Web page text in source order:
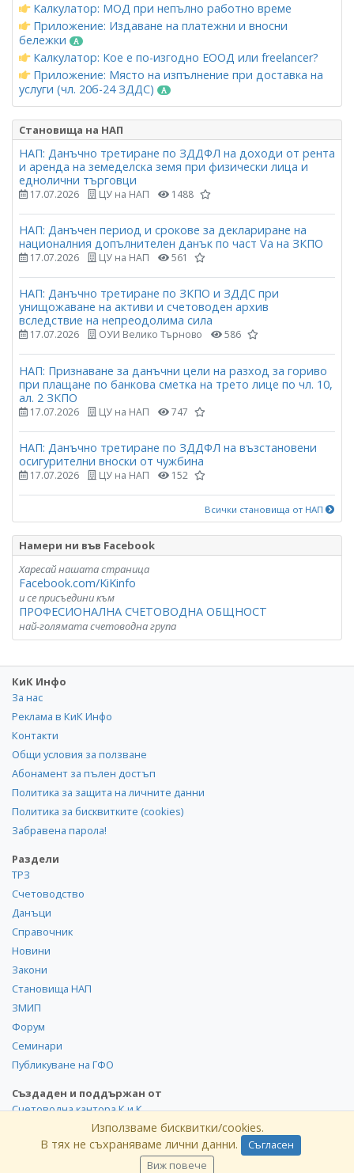
Калкулатор: МОД при непълно работно време
Приложение: Издаване на платежни и вносни
бележки
Калкулатор: Кое е по-изгодно ЕООД или freelancer?
Приложение: Място на изпълнение при доставка на
услуги (чл. 20б-24 ЗДДС)
Становища на НАП
НАП: Данъчно третиране по ЗДДФЛ на доходи от рента
и аренда на земеделска земя при физически лица и
еднолични търговци
17.07.2026 ЦУ на НАП 1488
НАП: Данъчен период и срокове за деклариране на
националния допълнителен данък по част Vа на ЗКПО
17.07.2026 ЦУ на НАП 561
НАП: Данъчно третиране по ЗКПО и ЗДДС при
унищожаване на активи и счетоводен архив
вследствие на непреодолима сила
17.07.2026 ОУИ Велико Търново 586
НАП: Признаване за данъчни цели на разход за гориво
при плащане по банкова сметка на трето лице по чл. 10,
ал. 2 ЗКПО
17.07.2026 ЦУ на НАП 747
НАП: Данъчно третиране по ЗДДФЛ на възстановени
осигурителни вноски от чужбина
17.07.2026 ЦУ на НАП 152
Всички становища от НАП
Намери ни във Facebook
Харесай нашата страница
Facebook.com/KiKinfo
и се присъедини към
ПРОФЕСИОНАЛНА СЧЕТОВОДНА ОБЩНОСТ
най-голямата счетоводна група
КиК Инфо
За нас
Реклама в КиК Инфо
Контакти
Общи условия за ползване
Абонамент за пълен достъп
Политика за защита на личните данни
Политика за бисквитките (cookies)
Забравена парола!
Раздели
ТРЗ
Счетоводство
Данъци
Справочник
Новини
Закони
Становища НАП
ЗМИП
Форум
Семинари
Публикуване на ГФО
Създаден и поддържан от
Счетоводна кантора К и К
.info
2008-2026 Всички права запазени. Използването и
публикуването на част или цялото съдържание на сайта
без разрешение от КиK.БГ е забранено.
Използваме бисквитки/cookies.
В тях не съхраняваме лични данни.
Съгласен
Виж повече